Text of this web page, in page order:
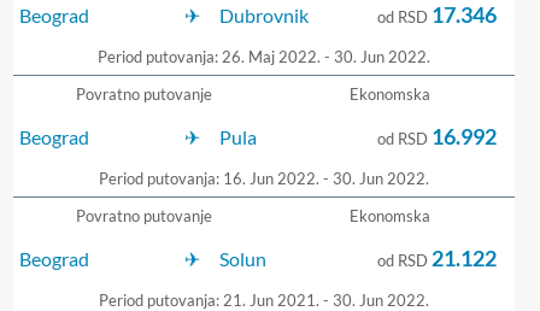
Beograd Dubrovnik
Period putovanja: 26. Maj 2022. - 30. Jun 2022.
od RSD 17.346
Povratno putovanje
Beograd Pula
Ekonomska
Period putovanja: 16. Jun 2022. - 30. Jun 2022.
od RSD 16.992
Povratno putovanje
Beograd Solun
Ekonomska
Period putovanja: 21. Jun 2021. - 30. Jun 2022.
od RSD 21.122